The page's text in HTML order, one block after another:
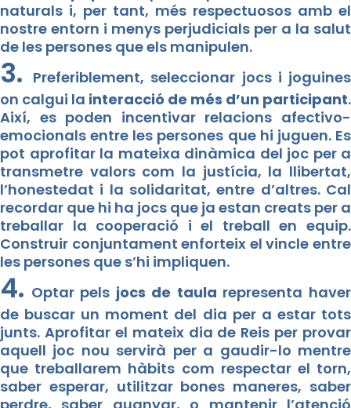
naturals i, per tant, més respectuosos amb el
nostre entorn i menys perjudicials per a la salut
de les persones que els manipulen.
3. Preferiblement, seleccionar jocs i joguines
on calgui la interacció de més d’un participant.
Així, es poden incentivar relacions afectivo-
emocionals entre les persones que hi juguen. Es
pot aprofitar la mateixa dinàmica del joc per a
transmetre valors com la justícia, la llibertat,
l’honestedat i la solidaritat, entre d’altres. Cal
recordar que hi ha jocs que ja estan creats per a
treballar la cooperació i el treball en equip.
Construir conjuntament enforteix el vincle entre
les persones que s’hi impliquen.
4. Optar pels jocs de taula representa haver
de buscar un moment del dia per a estar tots
junts. Aprofitar el mateix dia de Reis per provar
aquell joc nou servirà per a gaudir-lo mentre
que treballarem hàbits com respectar el torn,
saber esperar, utilitzar bones maneres, saber